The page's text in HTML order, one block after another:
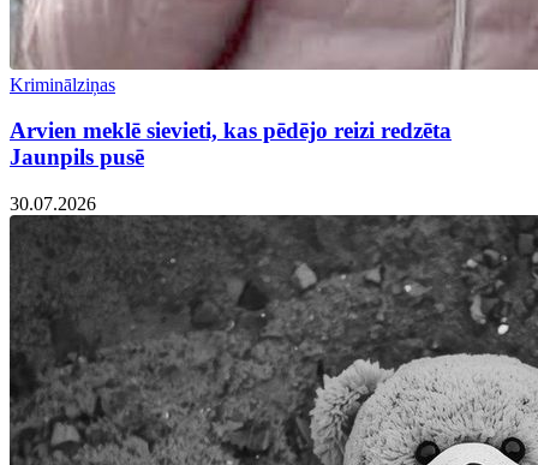
Kriminālziņas
Arvien meklē sievieti, kas pēdējo reizi redzēta
Jaunpils pusē
30.07.2026